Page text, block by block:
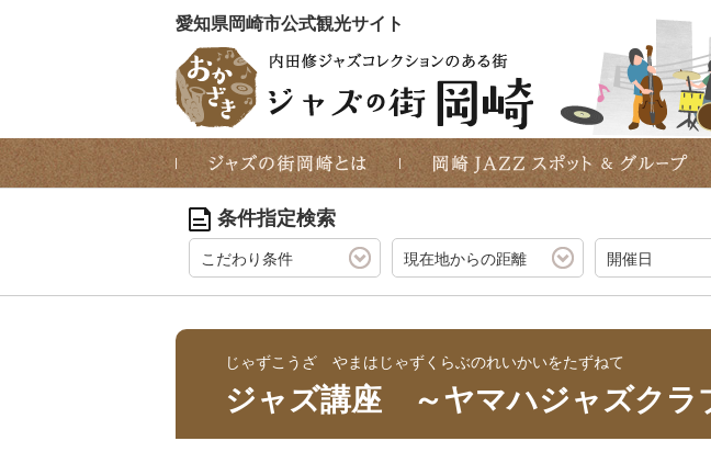
愛知県岡崎市公式観光サイト
条件指定検索
こだわり条件 現在地からの距離 開催日
じゃずこうざ やまはじゃずくらぶのれいかいをたずねて
ジャズ講座 ～ヤマハジャズク